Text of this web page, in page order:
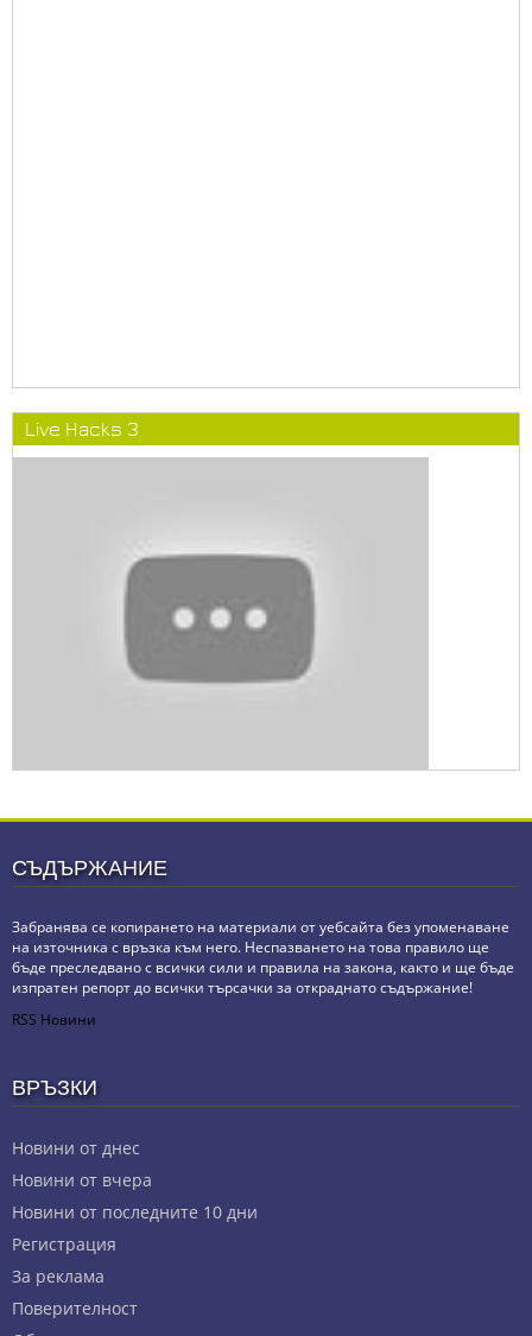
Live Hacks 3
СЪДЪРЖАНИЕ
Забранява се копирането на материали от уебсайта без упоменаване
на източника с връзка към него. Неспазването на това правило ще
бъде преследвано с всички сили и правила на закона, както и ще бъде
изпратен репорт до всички търсачки за откраднато съдържание!
RSS Новини
ВРЪЗКИ
Новини от днес
Новини от вчера
Новини от последните 10 дни
Регистрация
За реклама
Πoвepитeлнocт